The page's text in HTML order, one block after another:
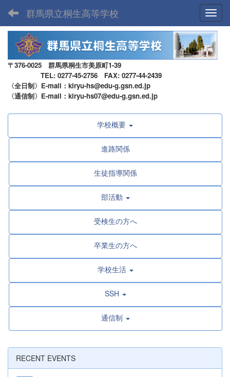
群馬県立桐生高等学校
〒376-0025 群馬県桐生市美原町1-39
TEL: 0277-45-2756 FAX: 0277-44-2439
〈全日制〉E-mail：kiryu-hs@edu-g.gsn.ed.jp
〈通信制〉E-mail：kiryu-hs07@edu-g.gsn.ed.jp
学校概要
進路関係
生徒指導関係
部活動
受検生の方へ
卒業生の方へ
学校生活
SSH
通信制
RECENT EVENTS